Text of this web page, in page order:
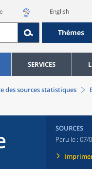
English
Thèmes
SERVICES
des sources statistiques
SOURCES
Paru le : 07/